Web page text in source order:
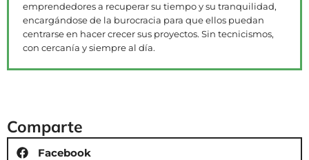
emprendedores a recuperar su tiempo y su tranquilidad,
encargándose de la burocracia para que ellos puedan
centrarse en hacer crecer sus proyectos. Sin tecnicismos,
con cercanía y siempre al día.
Comparte
Facebook